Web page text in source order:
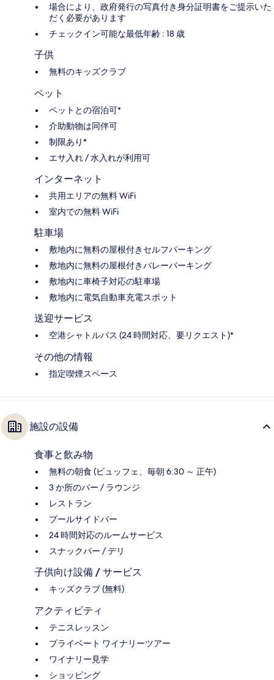
場合により、政府発行の写真付き身分証明書をご提示いた
だく必要があります
チェックイン可能な最低年齢 : 18 歳
子供
無料のキッズクラブ
ペット
ペットとの宿泊可*
介助動物は同伴可
制限あり*
エサ入れ / 水入れが利用可
インターネット
共用エリアの無料 WiFi
室内での無料 WiFi
駐車場
敷地内に無料の屋根付きセルフパーキング
敷地内に無料の屋根付きバレーパーキング
敷地内に車椅子対応の駐車場
敷地内に電気自動車充電スポット
送迎サービス
空港シャトルバス (24 時間対応、要リクエスト)*
その他の情報
指定喫煙スペース
施設の設備
食事と飲み物
無料の朝食 (ビュッフェ、毎朝 6:30 ～ 正午)
3 か所のバー / ラウンジ
レストラン
プールサイドバー
24 時間対応のルームサービス
スナックバー / デリ
子供向け設備 / サービス
キッズクラブ (無料)
アクティビティ
テニスレッスン
プライベート ワイナリーツアー
ワイナリー見学
ショッピング